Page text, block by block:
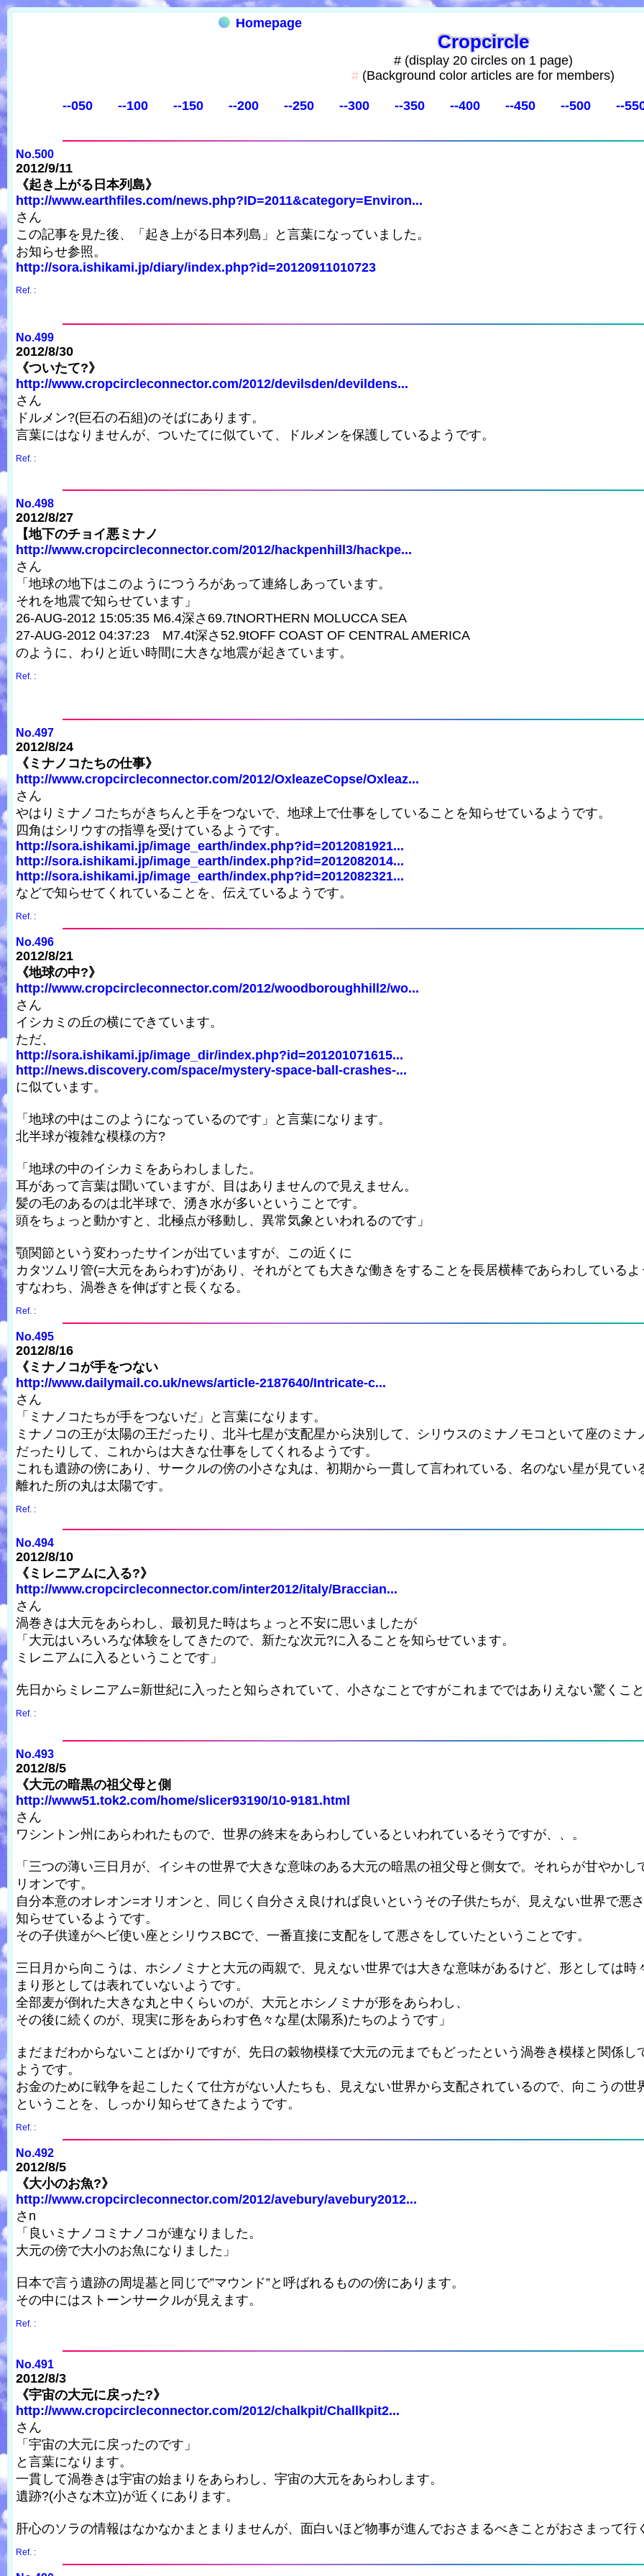
Homepage
Cropcircle
# (display 20 circles on 1 page)
# (Background color articles are for members)
--050 --100 --150 --200 --250 --300 --350 --400 --450 --500 --
No.500
2012/9/11
《起き上がる日本列島》
http://www.earthfiles.com/news.php?ID=2011&category=Environ...
さん
この記事を見た後、「起き上がる日本列島」と言葉になっていました。
お知らせ参照。
http://sora.ishikami.jp/diary/index.php?id=20120911010723
Ref. :
No.499
2012/8/30
《ついたて?》
http://www.cropcircleconnector.com/2012/devilsden/devildens...
さん
ドルメン?(巨石の石組)のそばにあります。
言葉にはなりませんが、ついたてに似ていて、ドルメンを保護しているようです。
Ref. :
No.498
2012/8/27
【地下のチョイ悪ミナノ
http://www.cropcircleconnector.com/2012/hackpenhill3/hackpe...
さん
「地球の地下はこのようにつうろがあって連絡しあっています。
それを地震で知らせています」
26-AUG-2012 15:05:35 M6.4深さ69.7tNORTHERN MOLUCCA SEA
27-AUG-2012 04:37:23 M7.4t深さ52.9tOFF COAST OF CENTRAL AMERICA
のように、わりと近い時間に大きな地震が起きています。
Ref. :
No.497
2012/8/24
《ミナノコたちの仕事》
http://www.cropcircleconnector.com/2012/OxleazeCopse/Oxleaz...
さん
やはりミナノコたちがきちんと手をつないで、地球上で仕事をしていることを知らせているようです。
四角はシリウすの指導を受けているようです。
http://sora.ishikami.jp/image_earth/index.php?id=2012081921...
http://sora.ishikami.jp/image_earth/index.php?id=2012082014...
http://sora.ishikami.jp/image_earth/index.php?id=2012082321...
などで知らせてくれていることを、伝えているようです。
Ref. :
No.496
2012/8/21
《地球の中?》
http://www.cropcircleconnector.com/2012/woodboroughhill2/wo...
さん
イシカミの丘の横にできています。
ただ、
http://sora.ishikami.jp/image_dir/index.php?id=201201071615...
http://news.discovery.com/space/mystery-space-ball-crashes-...
に似ています。
「地球の中はこのようになっているのです」と言葉になります。
北半球が複雑な模様の方?
「地球の中のイシカミをあらわしました。
耳があって言葉は聞いていますが、目はありませんので見えません。
髪の毛のあるのは北半球で、湧き水が多いということです。
頭をちょっと動かすと、北極点が移動し、異常気象といわれるのです」
顎関節という変わったサインが出ていますが、この近くに
カタツムリ管(=大元をあらわす)があり、それがとても大きな働きをすることを長居横棒であらわしているよ
すなわち、渦巻きを伸ばすと長くなる。
Ref. :
No.495
2012/8/16
《ミナノコが手をつない
http://www.dailymail.co.uk/news/article-2187640/Intricate-c...
さん
「ミナノコたちが手をつないだ」と言葉になります。
ミナノコの王が太陽の王だったり、北斗七星が支配星から決別して、シリウスのミナノモコといて座のミナ
だったりして、これからは大きな仕事をしてくれるようです。
これも遺跡の傍にあり、サークルの傍の小さな丸は、初期から一貫して言われている、名のない星が見てい
離れた所の丸は太陽です。
Ref. :
No.494
2012/8/10
《ミレニアムに入る?》
http://www.cropcircleconnector.com/inter2012/italy/Braccian...
さん
渦巻きは大元をあらわし、最初見た時はちょっと不安に思いましたが
「大元はいろいろな体験をしてきたので、新たな次元?に入ることを知らせています。
ミレニアムに入るということです」
先日からミレニアム=新世紀に入ったと知らされていて、小さなことですがこれまでではありえない驚くこ
Ref. :
No.493
2012/8/5
《大元の暗黒の祖父母と側
http://www51.tok2.com/home/slicer93190/10-9181.html
さん
ワシントン州にあらわれたもので、世界の終末をあらわしているといわれているそうですが、、。
「三つの薄い三日月が、イシキの世界で大きな意味のある大元の暗黒の祖父母と側女で。それらが甘やか
リオンです。
自分本意のオレオン=オリオンと、同じく自分さえ良ければ良いというその子供たちが、見えない世界で悪
知らせているようです。
その子供達がヘビ使い座とシリウスBCで、一番直接に支配をして悪さをしていたということです。
三日月から向こうは、ホシノミナと大元の両親で、見えない世界では大きな意味があるけど、形としては
まり形としては表れていないようです。
全部麦が倒れた大きな丸と中くらいのが、大元とホシノミナが形をあらわし、
その後に続くのが、現実に形をあらわす色々な星(太陽系)たちのようです」
まだまだわからないことばかりですが、先日の穀物模様で大元の元までもどったという渦巻き模様と関係
ようです。
お金のために戦争を起こしたくて仕方がない人たちも、見えない世界から支配されているので、向こうの
ということを、しっかり知らせてきたようです。
Ref. :
No.492
2012/8/5
《大小のお魚?》
http://www.cropcircleconnector.com/2012/avebury/avebury2012...
さn
「良いミナノコミナノコが連なりました。
大元の傍で大小のお魚になりました」
日本で言う遺跡の周堤墓と同じで”マウンド”と呼ばれるものの傍にあります。
その中にはストーンサークルが見えます。
Ref. :
No.491
2012/8/3
《宇宙の大元に戻った?》
http://www.cropcircleconnector.com/2012/chalkpit/Challkpit2...
さん
「宇宙の大元に戻ったのです」
と言葉になります。
一貫して渦巻きは宇宙の始まりをあらわし、宇宙の大元をあらわします。
遺跡?(小さな木立)が近くにあります。
肝心のソラの情報はなかなかまとまりませんが、面白いほど物事が進んでおさまるべきことがおさまって行
Ref. :